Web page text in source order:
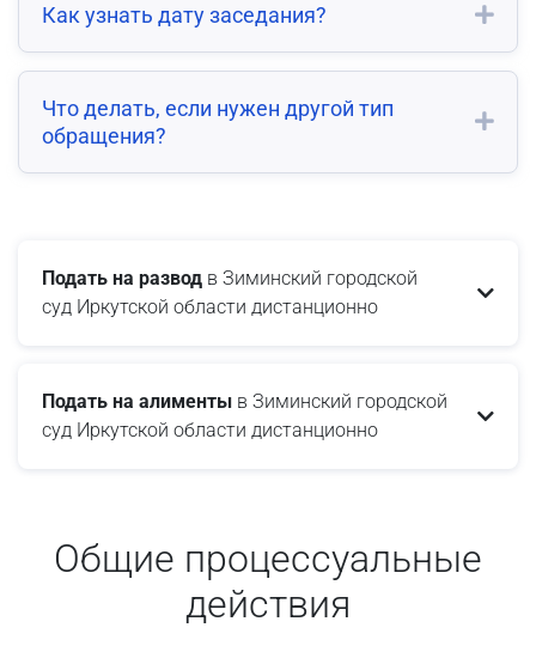
Как узнать дату заседания?
Что делать, если нужен другой тип
обращения?
Подать на развод в Зиминский городской
суд Иркутской области дистанционно
Подать на алименты в Зиминский городской
суд Иркутской области дистанционно
Общие процессуальные
действия